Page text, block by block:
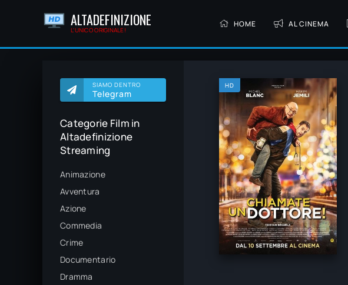
ALTADEFINIZIONE
L'UNICO ORIGINALE!
HOME AL CINEMA
SIAMO DENTRO
Telegram
Categorie Film in
Altadefinizione
Streaming
Animazione
Avventura
Azione
Commedia
Crime
Documentario
Dramma
HD